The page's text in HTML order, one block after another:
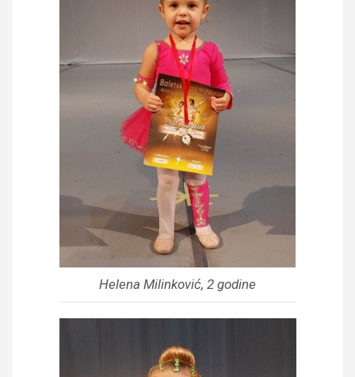
Helena Milinković, 2 godine